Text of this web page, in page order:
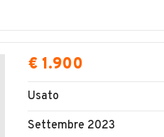
€ 1.900
Usato
Settembre 2023